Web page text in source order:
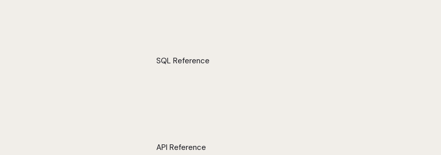
SQL Reference
API Reference